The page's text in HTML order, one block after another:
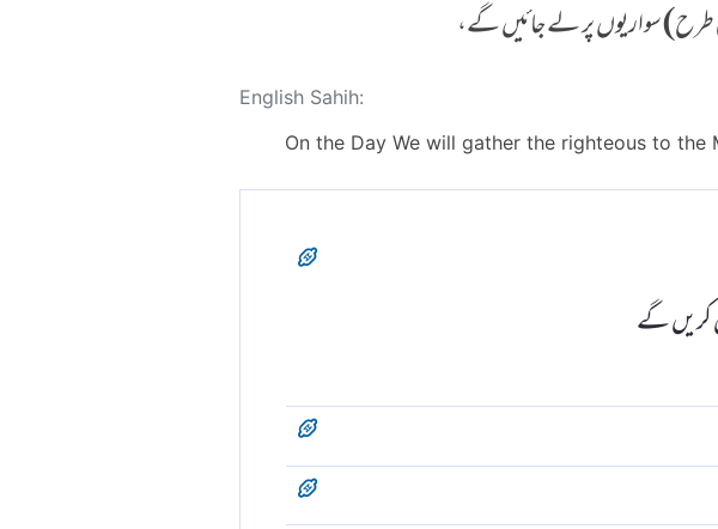
سواریوں پر لے جائیں گے،
English Sahih:
On the Day We will gather the righteous to the
کریں گے